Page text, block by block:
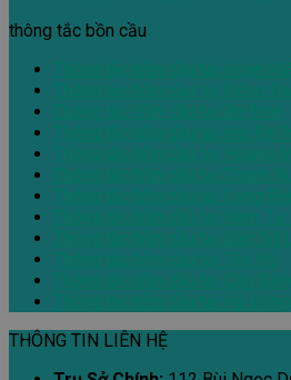
thông tắc bồn cầu
THÔNG TIN LIÊN HỆ